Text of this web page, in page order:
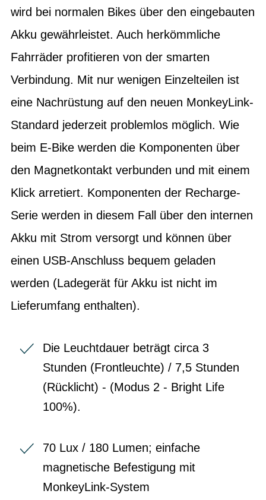
wird bei normalen Bikes über den eingebauten
Akku gewährleistet. Auch herkömmliche
Fahrräder profitieren von der smarten
Verbindung. Mit nur wenigen Einzelteilen ist
eine Nachrüstung auf den neuen MonkeyLink-
Standard jederzeit problemlos möglich. Wie
beim E-Bike werden die Komponenten über
den Magnetkontakt verbunden und mit einem
Klick arretiert. Komponenten der Recharge-
Serie werden in diesem Fall über den internen
Akku mit Strom versorgt und können über
einen USB-Anschluss bequem geladen
werden (Ladegerät für Akku ist nicht im
Lieferumfang enthalten).
Die Leuchtdauer beträgt circa 3
Stunden (Frontleuchte) / 7,5 Stunden
(Rücklicht) - (Modus 2 - Bright Life
100%).
70 Lux / 180 Lumen; einfache
magnetische Befestigung mit
MonkeyLink-System